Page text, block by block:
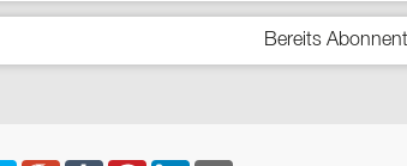
Bereits